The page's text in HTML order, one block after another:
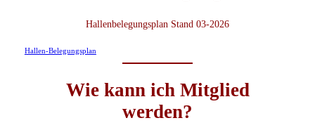
Hallenbelegungsplan Stand 03-2026
Hallen-Belegungsplan
Wie kann ich Mitglied
werden?